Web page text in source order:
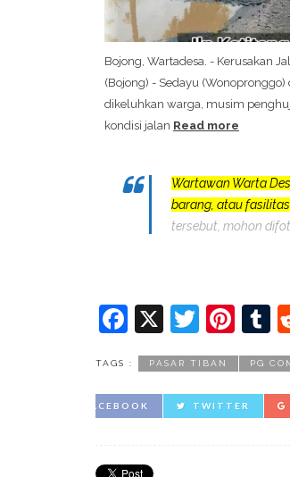
Bojong, Wartadesa. - Kerusakan
(Bojong) - Sedayu
dikeluhkan warga, musim
kondisi jalan Read more
Wartawan Warta
barang, atau
tersebut, mohon
Facebook
X
TAGS : PASAR TIBAN PG
FACEBOOK TWITTER